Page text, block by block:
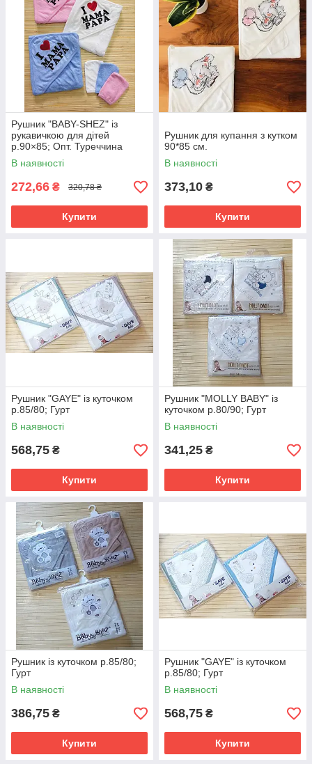
Рушник "BABY-SHEZ" із
рукавичкою для дітей
р.90×85; Опт. Туреччина
В наявності
272,66 ₴ 320,78 ₴
Купити
Рушник для купання з кутком
90*85 см.
В наявності
373,10 ₴
Купити
Рушник "GAYE" із куточком
р.85/80; Гурт
В наявності
568,75 ₴
Купити
Рушник "MOLLY BABY" із
куточком р.80/90; Гурт
В наявності
341,25 ₴
Купити
Рушник із куточком р.85/80;
Гурт
В наявності
386,75 ₴
Купити
Рушник "GAYE" із куточком
р.85/80; Гурт
В наявності
568,75 ₴
Купити